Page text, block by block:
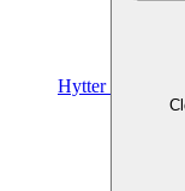
Hytter